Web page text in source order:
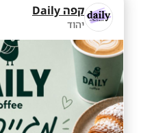
קפה Daily
יהוד